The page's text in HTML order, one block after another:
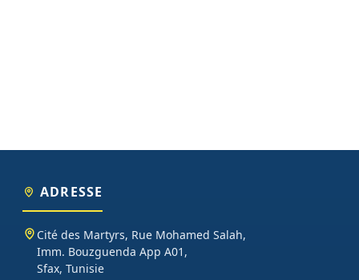
ADRESSE
Cité des Martyrs, Rue Mohamed Salah,
Imm. Bouzguenda App A01,
Sfax, Tunisie